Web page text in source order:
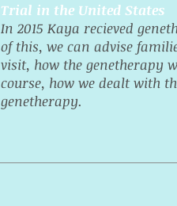
Trial in the United States
In 2015 Kaya recieved
of this, we can advise
visit, how the genetherapy
course, how we dealt with
genetherapy.